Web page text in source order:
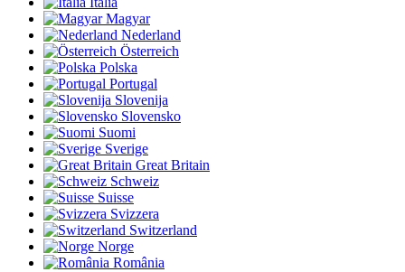
Magyar
Nederland
Österreich
Polska
Portugal
Slovenija
Slovensko
Suomi
Sverige
Great Britain
Schweiz
Suisse
Svizzera
Switzerland
Norge
România